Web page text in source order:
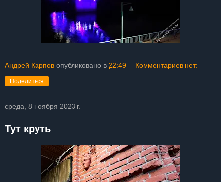
Андрей Карпов опубликовано в 22:49 Комментариев нет:
Поделиться
среда, 8 ноября 2023 г.
Тут круть